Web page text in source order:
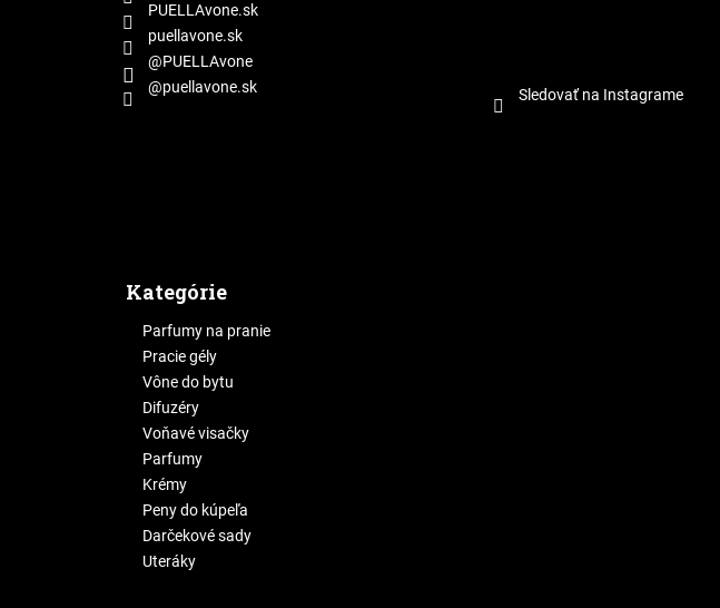
PUELLAvone.sk
puellavone.sk
@PUELLAvone
@puellavone.sk
Sledovať na Instagrame
Kategórie
Parfumy na pranie
Pracie gély
Vône do bytu
Difuzéry
Voňavé visačky
Parfumy
Krémy
Peny do kúpeľa
Darčekové sady
Uteráky